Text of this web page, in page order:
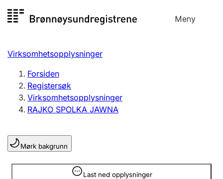
til
Meny
Registersøk
Aksjeselskap
Enkeltpersonforetak
Registrere, endre, slette
Lag og forening
Registrere, endre, slette
Virksomhetsopplysninger
Forsiden
Registersøk
Virksomhetsopplysninger
RAJKO SPOLKA JAWNA
Mørk bakgrunn
Last ned opplysninger
Opplysninger er skjult